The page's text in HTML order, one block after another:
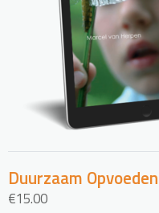
Duurzaam
€15.00